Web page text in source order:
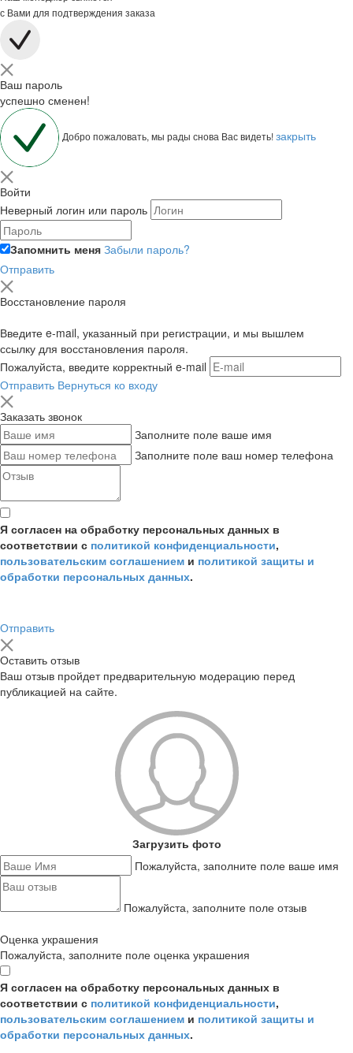
с Вами для подтверждения заказа
Ваш пароль
успешно сменен!
Добро пожаловать, мы рады снова Вас видеть!закрыть
Войти
Неверный логин или пароль
Запомнить меня Забыли пароль?
Отправить
Восстановление пароля
Введите e-mail, указанный при регистрации, и мы вышлем
ссылку для восстановления пароля.
Пожалуйста, введите корректный e-mail
Отправить Вернуться ко входу
Заказать звонок
Заполните поле ваше имя
Заполните поле ваш номер телефона
Я согласен на обработку персональных данных в
соответствии с политикой конфиденциальности,
пользовательским соглашением и политикой защиты и
обработки персональных данных.
Отправить
Оставить отзыв
Ваш отзыв пройдет предварительную модерацию перед
публикацией на сайте.
Загрузить фото
Пожалуйста, заполните поле ваше имя
Пожалуйста, заполните поле отзыв
Оценка украшения
Пожалуйста, заполните поле оценка украшения
Я согласен на обработку персональных данных в
соответствии с политикой конфиденциальности,
пользовательским соглашением и политикой защиты и
обработки персональных данных.